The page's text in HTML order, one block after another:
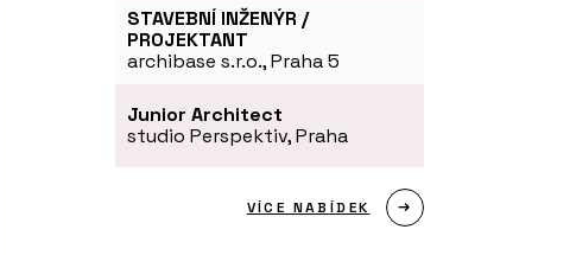
STAVEBNÍ INŽENÝR /
PROJEKTANT
archibase s.r.o., Praha 5
Junior Architect
studio Perspektiv, Praha
VÍCE NABÍDEK